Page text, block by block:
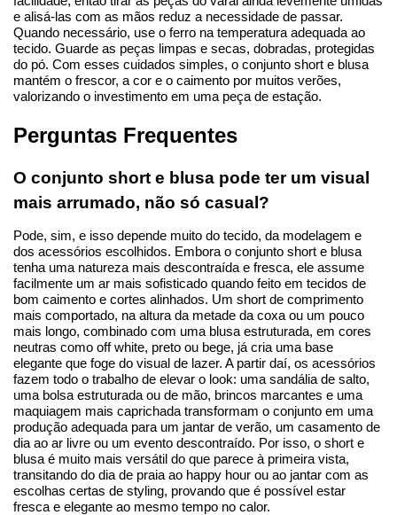
e alisá-las com as mãos reduz a necessidade de passar.
Quando necessário, use o ferro na temperatura adequada ao
tecido. Guarde as peças limpas e secas, dobradas, protegidas
do pó. Com esses cuidados simples, o conjunto short e blusa
mantém o frescor, a cor e o caimento por muitos verões,
valorizando o investimento em uma peça de estação.
Perguntas Frequentes
O conjunto short e blusa pode ter um visual
mais arrumado, não só casual?
Pode, sim, e isso depende muito do tecido, da modelagem e
dos acessórios escolhidos. Embora o conjunto short e blusa
tenha uma natureza mais descontraída e fresca, ele assume
facilmente um ar mais sofisticado quando feito em tecidos de
bom caimento e cortes alinhados. Um short de comprimento
mais comportado, na altura da metade da coxa ou um pouco
mais longo, combinado com uma blusa estruturada, em cores
neutras como off white, preto ou bege, já cria uma base
elegante que foge do visual de lazer. A partir daí, os acessórios
fazem todo o trabalho de elevar o look: uma sandália de salto,
uma bolsa estruturada ou de mão, brincos marcantes e uma
maquiagem mais caprichada transformam o conjunto em uma
produção adequada para um jantar de verão, um casamento de
dia ao ar livre ou um evento descontraído. Por isso, o short e
blusa é muito mais versátil do que parece à primeira vista,
transitando do dia de praia ao happy hour ou ao jantar com as
escolhas certas de styling, provando que é possível estar
fresca e elegante ao mesmo tempo no calor.